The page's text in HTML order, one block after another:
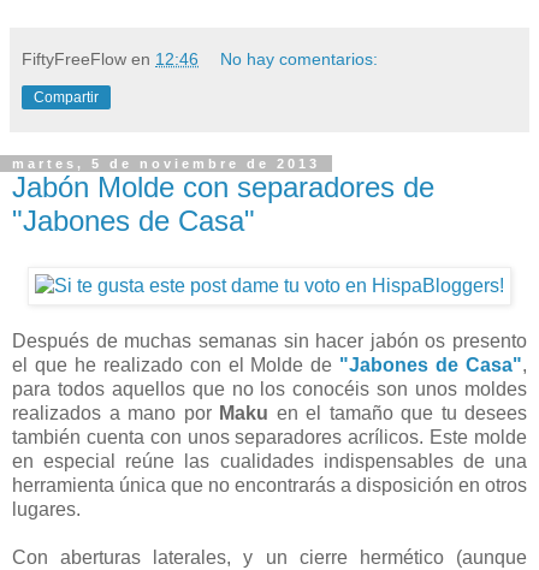
FiftyFreeFlow en 12:46 No hay comentarios:
Compartir
martes, 5 de noviembre de 2013
Jabón Molde con separadores de
"Jabones de Casa"
Después de muchas semanas sin hacer jabón os presento
el que he realizado con el Molde de "Jabones de Casa",
para todos aquellos que no los conocéis son unos moldes
realizados a mano por Maku en el tamaño que tu desees
también cuenta con unos separadores acrílicos. Este molde
en especial reúne las cualidades indispensables de una
herramienta única que no encontrarás a disposición en otros
lugares.
Con aberturas laterales, y un cierre hermético (aunque